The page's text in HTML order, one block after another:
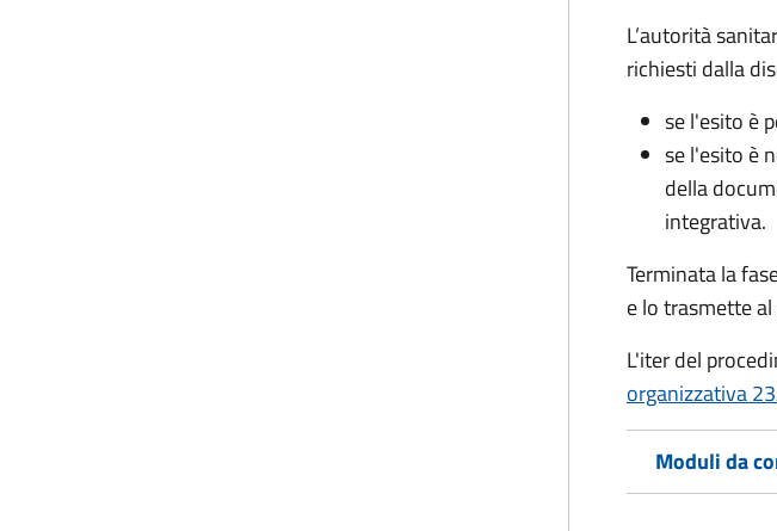
L’autorità
richiesti dalla
se l'esito è
se l'esito è
della
integrativa.
Terminata la
e lo trasmette
L'iter del
organizzativa
Moduli da